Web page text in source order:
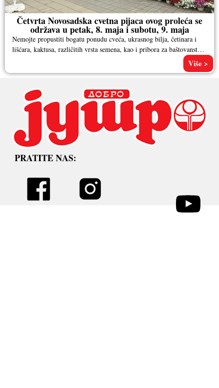
Četvrta Novosadska cvetna pijaca ovog proleća se
održava u petak, 8. maja i subotu, 9. maja
Nemojte propustiti bogatu ponudu cveća, ukrasnog bilja, četinara i
lišćara, kaktusa, različitih vrsta semena, kao i pribora za baštovanstvo.
Više >
PRATITE NAS: